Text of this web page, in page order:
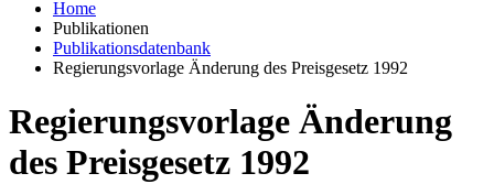
Home
Publikationen
Publikationsdatenbank
Regierungsvorlage Änderung des Preisgesetz 1992
Regierungsvorlage Änderung
des Preisgesetz 1992